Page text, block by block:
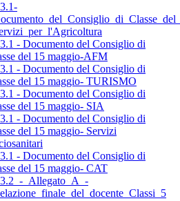
- Documento del Consiglio di
del 15 maggio-AFM
- Documento del Consiglio di
del 15 maggio- TURISMO
- Documento del Consiglio di
del 15 maggio- SIA
- Documento del Consiglio di
del 15 maggio- Servizi
- Documento del Consiglio di
del 15 maggio- CAT
_Allegato_A_-